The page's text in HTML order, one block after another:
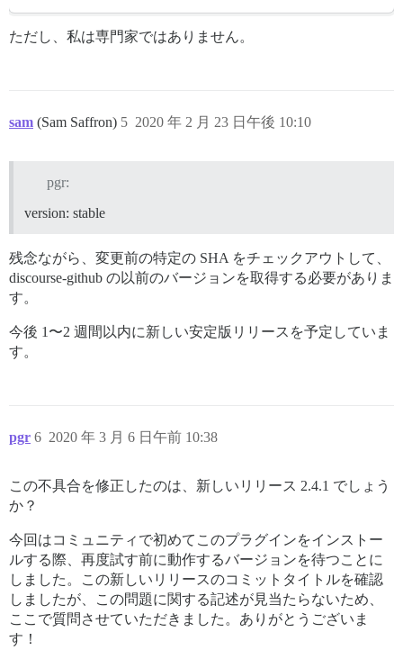
ただし、私は専門家ではありません。
sam (Sam Saffron) 2020 年 2 月 23 日午後 10:10
5
pgr:
version: stable
残念ながら、変更前の特定の SHA をチェックアウトして、
discourse-github の以前のバージョンを取得する必要がありま
す。
今後 1〜2 週間以内に新しい安定版リリースを予定していま
す。
pgr 2020 年 3 月 6 日午前 10:38
6
この不具合を修正したのは、新しいリリース 2.4.1 でしょう
か？
今回はコミュニティで初めてこのプラグインをインストー
ルする際、再度試す前に動作するバージョンを待つことに
しました。この新しいリリースのコミットタイトルを確認
しましたが、この問題に関する記述が見当たらないため、
ここで質問させていただきました。ありがとうございま
す！